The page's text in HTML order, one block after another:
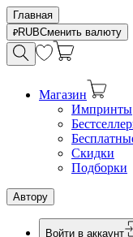
Главная
RUBСменить валюту
Магазин
Импринты
Скидки
Подборки
Автору
Войти в аккаунт